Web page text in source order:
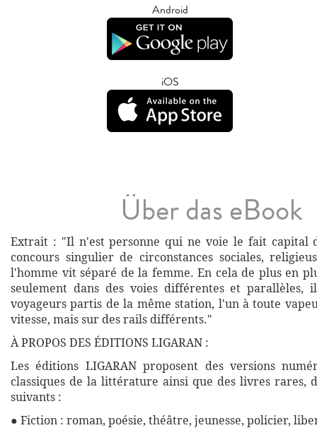
Android
iOS
Über das eBook
Extrait : "Il n'est personne qui ne voie le fait capital
concours singulier de circonstances sociales,
l'homme vit séparé de la femme. En cela de plus en
seulement dans des voies différentes et parallèles,
voyageurs partis de la même station, l'un à toute
vitesse, mais sur des rails différents."
À PROPOS DES ÉDITIONS LIGARAN :
Les éditions LIGARAN proposent des versions
classiques de la littérature ainsi que des livres rares,
suivants :
● Fiction : roman, poésie, théâtre, jeunesse, policier,